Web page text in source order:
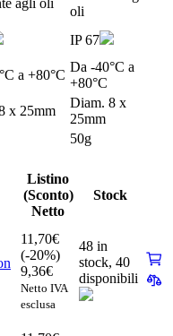
oli
IP 67
a +80°C
Da -40°C a
+80°C
x 25mm
Diam. 8 x
25mm
50g
Listino
(Sconto)
Netto
Stock
11,70€
(-20%)
9,36€
Netto IVA
esclusa
48 in
stock, 40
disponibili